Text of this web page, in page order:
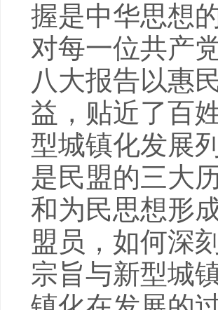
握是中华思想
对每一位共产
八大报告以惠
益，贴近了百
型城镇化发展
是民盟的三大
和为民思想形
盟员，如何深
宗旨与新型城